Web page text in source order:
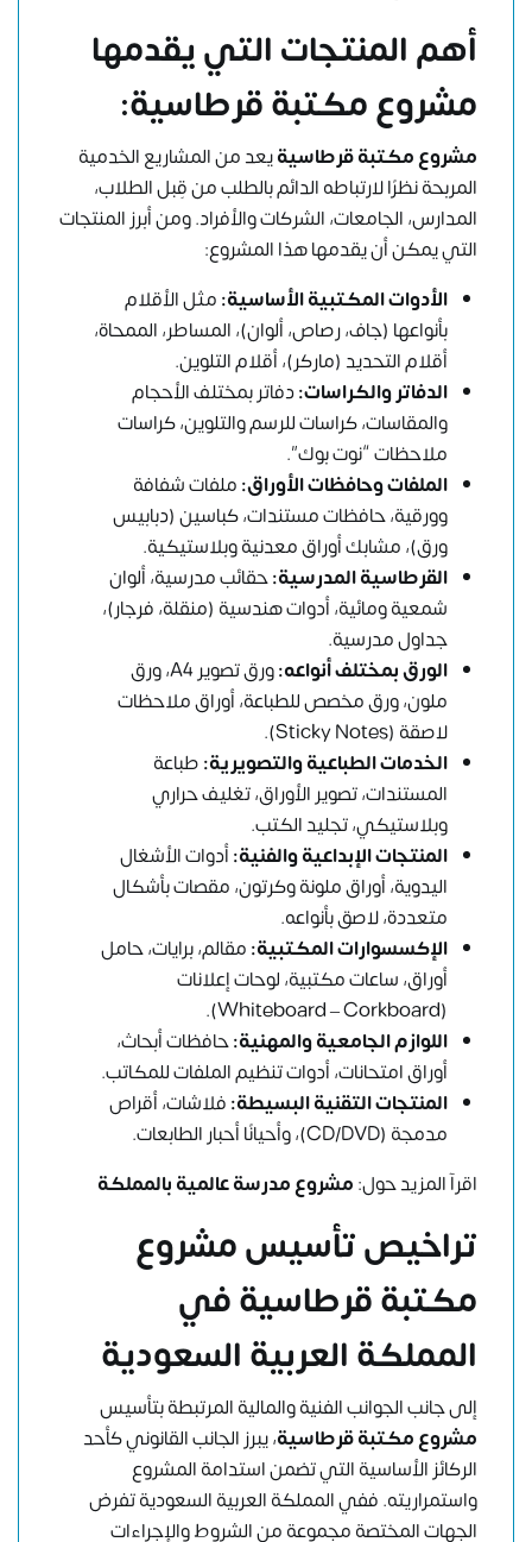
أهم المنتجات التي يقدمها
مشروع مكتبة قرطاسية:
مشروع مكتبة قرطاسيةيعد من المشاريع الخدمية
المربحة نظرًا لارتباطه الدائم بالطلب من قِبل الطلاب،
المدارس، الجامعات، الشركات والأفراد. ومن أبرز المنتجات
التي يمكن أن يقدمها هذا المشروع:
الأدوات المكتبية الأساسية:مثل الأقلام
بأنواعها (جاف، رصاص، ألوان)، المساطر، الممحاة،
أقلام التحديد (ماركر)، أقلام التلوين.
الدفاتر والكراسات:دفاتر بمختلف الأحجام
والمقاسات، كراسات للرسم والتلوين، كراسات
ملاحظات “نوت بوك”.
الملفات وحافظات الأوراق:ملفات شفافة
وورقية، حافظات مستندات، كباسين (دبابيس
ورق)، مشابك أوراق معدنية وبلاستيكية.
القرطاسية المدرسية:حقائب مدرسية، ألوان
شمعية ومائية، أدوات هندسية (منقلة، فرجار)،
جداول مدرسية.
الورق بمختلف أنواعه:
ورق تصوير A4، ورق
ملون، ورق مخصص للطباعة، أوراق ملاحظات
لاصقة (Sticky Notes).
الخدمات الطباعية والتصويرية:طباعة
المستندات، تصوير الأوراق، تغليف حراري
وبلاستيكي، تجليد الكتب.
المنتجات الإبداعية والفنية:أدوات الأشغال
اليدوية، أوراق ملونة وكرتون، مقصات بأشكال
متعددة، لاصق بأنواعه.
الإكسسوارات المكتبية:مقالم، برايات، حامل
أوراق، ساعات مكتبية، لوحات إعلانات
(Whiteboard – Corkboard).
اللوازم الجامعية والمهنية:حافظات أبحاث،
أوراق امتحانات، أدوات تنظيم الملفات للمكاتب.
المنتجات التقنية البسيطة:فلاشات، أقراص
مدمجة (CD/DVD)، وأحيانًا أحبار الطابعات.
اقرآ المزيد حول:مشروع مدرسة عالمية بالمملكة
تراخيص تأسيس مشروع
مكتبة قرطاسية في
المملكة العربية السعودية
إلى جانب الجوانب الفنية والمالية المرتبطة بتأسيس
مشروع مكتبة قرطاسية، يبرز الجانب القانوني كأحد
الركائز الأساسية التي تضمن استدامة المشروع
واستمراريته. ففي المملكة العربية السعودية تفرض
الجهات المختصة مجموعة من الشروط والإجراءات